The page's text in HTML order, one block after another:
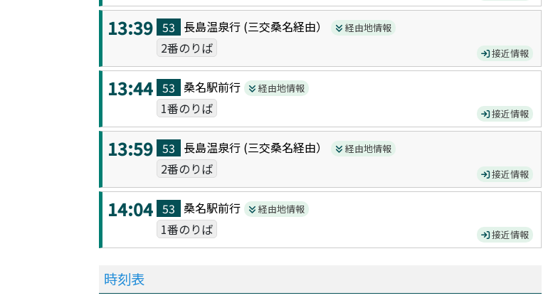
13:39 53 長島温泉行 (三交桑名経由） 経由地情報
2番のりば 接近情報
13:44 53 桑名駅前行 経由地情報
1番のりば 接近情報
13:59 53 長島温泉行 (三交桑名経由） 経由地情報
2番のりば 接近情報
14:04 53 桑名駅前行 経由地情報
1番のりば 接近情報
時刻表